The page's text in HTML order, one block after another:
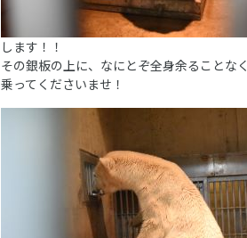
します！！
その銀板の上に、なにとぞ全身余ることなく
乗ってくださいませ！